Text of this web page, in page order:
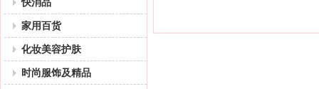
家用百货
化妆美容护肤
时尚服饰及精品